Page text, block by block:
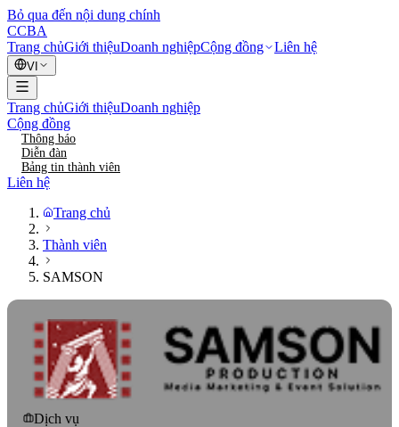
Bỏ qua đến nội dung chính
CCBA
Trang chủGiới thiệuDoanh nghiệpCộng đồng Liên hệ
VI
Trang chủGiới thiệuDoanh nghiệp
Cộng đồng
Thông báo
Diễn đàn
Bảng tin thành viên
Liên hệ
Trang chủ
Thành viên
SAMSON
Dịch vụ